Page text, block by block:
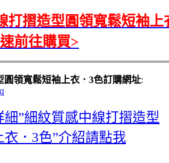
打摺造型圓領寬鬆短袖上
前往購買>
圓領寬鬆短袖上衣．3色訂購網址:
細紋質感中線打摺造型
．3色”介紹請點我